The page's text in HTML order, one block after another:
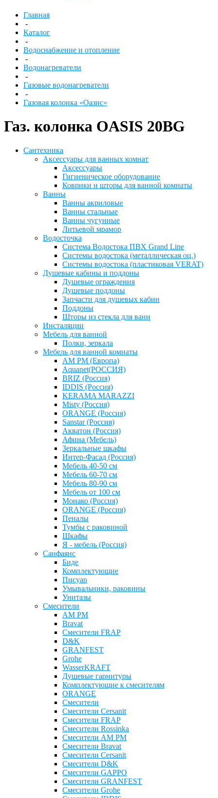
Главная
-
Каталог
-
Водоснабжение и отопление
-
Водонагреватели
-
Газовые водонагреватели
-
Газовая колонка «Оазис»
Газ. колонка OASIS 20BG
Сантехника
Аксессуары для ванных комнат
Аксессуары
Гигиеническое оборудование
Коврики и шторы для ванной комнаты
Ванны
Ванны акриловые
Ванны стальные
Ванны чугунные
Литьевой мрамор
Водосточка
Система Водостока ПВХ Grand Line
Системы водостока (металлическая оц.)
Системы водостока (пластиковая VERAT)
Душевые кабины и поддоны
Душевые ограждения
Душевые поддоны
Запчасти для душевых кабин
Поддоны
Шторы из стекла для ванн
Инсталяции
Мебель для ванной
Полки, зеркала
Мебель для ванной комнаты
AM PM (Европа)
Aquanet(РОССИЯ)
BRIZ (Россия)
IDDIS (Россия)
KERAMA MARAZZI
Misty (Россия)
ОRANGE (Россия)
Sanstar (Россия)
Акватон (Россия)
Афина (Мебель)
Зеркальные шкафы
Интер-Фасад (Россия)
Мебель 40-50 см
Мебель 60-70 см
Мебель 80-90 см
Мебель от 100 см
Монако (Россия)
ОRANGE (Россия)
Пеналы
Тумбы с раковиной
Шкафы
Я - мебель (Россия)
Санфаянс
Биде
Комплектующие
Писуар
Умывальники, раковины
Унитазы
Смесители
AM PM
Bravat
Cмесители FRAP
D&K
GRANFEST
Grohe
WasserKRAFT
Душевые гарнитуры
Комплектующие к смесителям
ОRANGE
Смесители
Смесители Cersanit
Смесители FRAP
Смесители Rossinka
Смесители AM PM
Смесители Bravat
Смесители Cersanit
Смесители D&K
Смесители GAPPO
Смесители GRANFEST
Смесители Grohe